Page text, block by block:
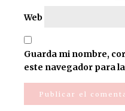
Web
Guarda mi nombre,
este navegador para